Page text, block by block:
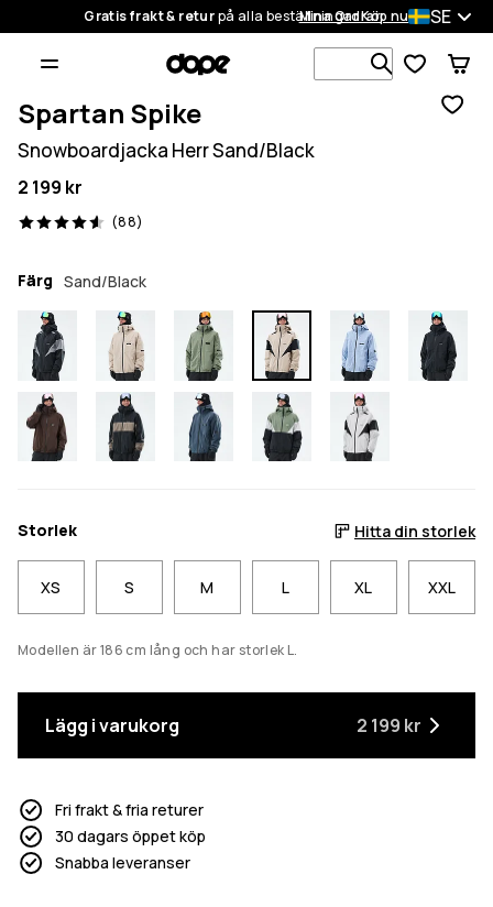
Gratis frakt & returpå alla beställningarKöp nu
Mina Ordrar SE
Sök bland
Spartan Spike
Snowboardjacka Herr Sand/Black
2 199 kr
(88)
88 recensioner, 4.6/5
Färg Sand/Black
Storlek Hitta din storlek
XS S M L XL XXL
Modellen är 186 cm lång och har storlek L.
Lägg i varukorg 2 199 kr
Fri frakt & fria returer
30 dagars öppet köp
Snabba leveranser